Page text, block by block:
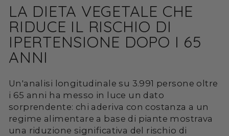
LA DIETA VEGETALE CHE
RIDUCE IL RISCHIO DI
IPERTENSIONE DOPO I 65
ANNI
Un'analisi longitudinale su 3.991 persone oltre
i 65 anni ha messo in luce un dato
sorprendente: chi aderiva con costanza a un
regime alimentare a base di piante mostrava
una riduzione significativa del rischio di